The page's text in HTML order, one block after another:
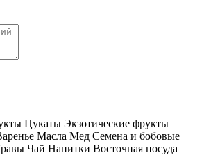
Цукаты Экзотические фрукты
Масла Мед Семена и бобовые
Чай Напитки Восточная посуда